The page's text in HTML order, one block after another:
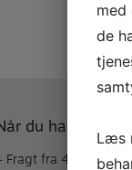
du handler
Fragt fra 40,- kr &
med
de
Læs